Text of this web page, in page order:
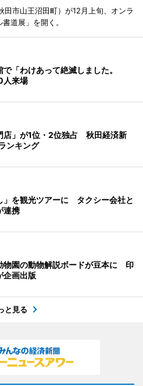
市山王沼田町）が12月上旬、オンラ
道展」を開く。
「わけあって絶滅しました。
来場
店」が1位・2位独占 秋田経済新
ンキング
」を観光ツアーに タクシー会社と
連携
物園の動物解説ボードが豆本に 印
企画出版
と見る